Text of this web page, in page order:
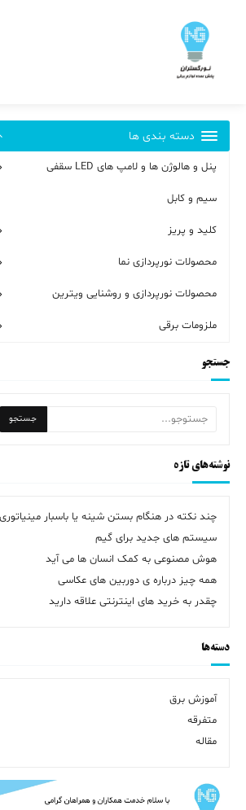
دسته بندی ها
پنل و هالوژن ها و لامپ های LED سقفی
سیم و کابل
کلید و پریز
محصولات نورپردازی نما
محصولات نورپردازی و روشنایی ویترین
ملزومات برقی
جستجو
نوشته‌های تازه
چند نکته در هنگام بستن شینه یا باسبار مینیاتوری
سیستم های جدید برای گیم
هوش مصنوعی به کمک انسان ها می آید
همه چیز درباره ی دوربین های عکاسی
چقدر به خرید های اینترنتی علاقه دارید
دسته‌ها
آموزش برق
متفرقه
مقاله